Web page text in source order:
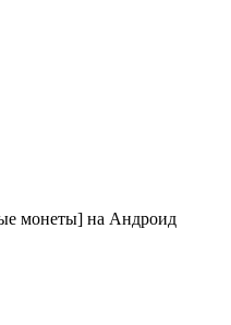
монеты] на Андроид